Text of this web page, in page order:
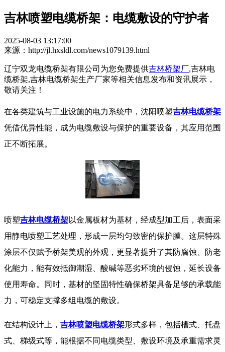
吉林喷塑电缆桥架：电缆敷设的守护者​
2025-08-03 13:17:00
来源：http://jl.hxsldl.com/news1079139.html
辽宁双龙电缆桥架有限公司为您免费提供吉林桥架厂,吉林电
缆桥架,吉林电缆桥架生产厂家等相关信息发布和资讯展示，
敬请关注！
在各类建筑与工业设施的电力系统中，沈阳喷塑吉林电缆桥架
凭借优异性能，成为电缆敷设与保护的重要设备，其应用范围
正不断拓展。
​ 喷塑吉林电缆桥架以金属板材为基材，经成型加工后，表面采
用静电喷塑工艺处理，形成一层均匀致密的保护膜。这层特殊
涂层不仅赋予桥架美观的外观，更显著提升了其防腐蚀、防老
化能力，能有效抵御潮湿、酸碱等恶劣环境的侵蚀，延长设备
使用寿命。同时，基材的坚固特性确保桥架具备足够的承载能
力，可稳定支撑多组电缆的敷设。
​ 在结构设计上， 吉林喷塑电缆桥架形式多样，包括槽式、托盘
式、梯级式等，能根据不同电缆类型、敷设环境及承重需求灵